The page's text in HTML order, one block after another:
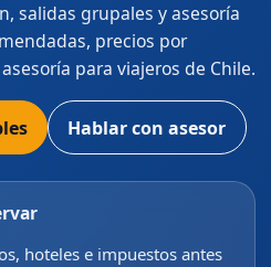
salidas grupales y asesoría
precios por
para viajeros de Chile.
Hablar con asesor
hoteles e impuestos antes